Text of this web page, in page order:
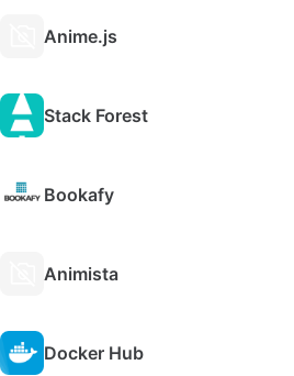
Anime.js
Stack Forest
Bookafy
Animista
Docker Hub